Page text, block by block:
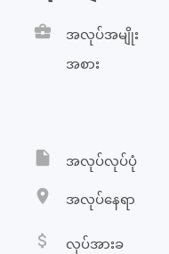
business_center
အလုပ်အမျိုး
အစား
insert_drive_file အလုပ်လုပ်ပုံ
location_on အလုပ်နေရာ
attach_money လုပ်အားခ